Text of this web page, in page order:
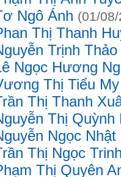
Ngô Ánh (01/
Thị Thanh
Trịnh
Ngọc Hương
Thị Tiểu My
Thị Thanh
Thị Quỳnh
Ngọc Nhật
Thị Ngọc
Thị Quyên